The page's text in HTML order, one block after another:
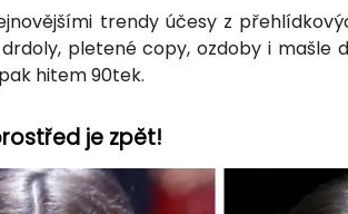
trendy účesy z
pletené copy, ozdoby i
hitem 90tek.
je zpět!